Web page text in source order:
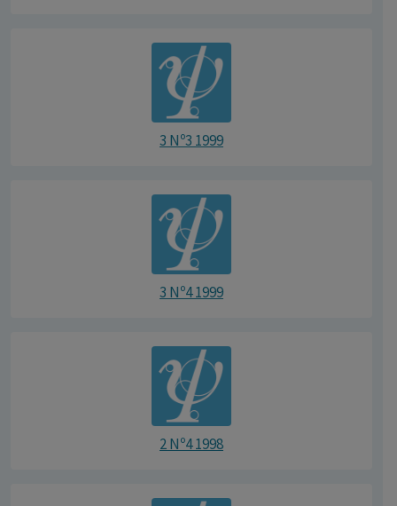
3 Nº3 1999
3 Nº4 1999
2 Nº4 1998